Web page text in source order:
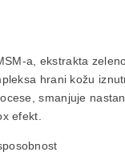
a, ekstrakta
hrani kožu
smanjuje
efekt.